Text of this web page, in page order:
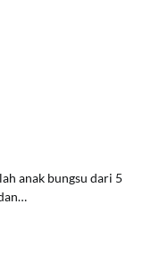
anak bungsu dari 5